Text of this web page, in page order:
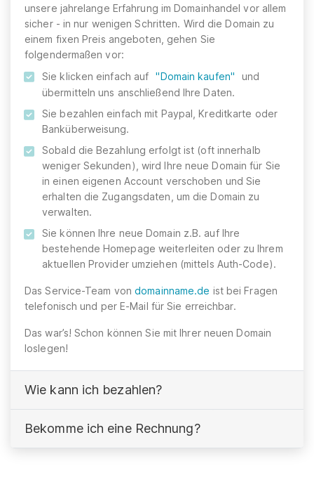
unsere jahrelange Erfahrung im Domainhandel vor allem
sicher - in nur wenigen Schritten. Wird die Domain zu
einem fixen Preis angeboten, gehen Sie
folgendermaßen vor:
Sie klicken einfach auf
"Domain kaufen"
und
übermitteln uns anschließend Ihre Daten.
Sie bezahlen einfach mit Paypal, Kreditkarte oder
Banküberweisung.
Sobald die Bezahlung erfolgt ist (oft innerhalb
weniger Sekunden), wird Ihre neue Domain für Sie
in einen eigenen Account verschoben und Sie
erhalten die Zugangsdaten, um die Domain zu
verwalten.
Sie können Ihre neue Domain z.B. auf Ihre
bestehende Homepage weiterleiten oder zu Ihrem
aktuellen Provider umziehen (mittels Auth-Code).
Das Service-Team vondomainname.de ist bei Fragen
telefonisch und per E-Mail für Sie erreichbar.
Das war’s! Schon können Sie mit Ihrer neuen Domain
loslegen!
Wie kann ich bezahlen?
Bekomme ich eine Rechnung?